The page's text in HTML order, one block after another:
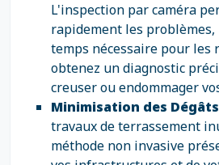
L'inspection par caméra
rapidement les
temps nécessaire pour les
obtenez un diagnostic
creuser ou endommager
Minimisation des Dégâts
travaux de terrassement
méthode non invasive